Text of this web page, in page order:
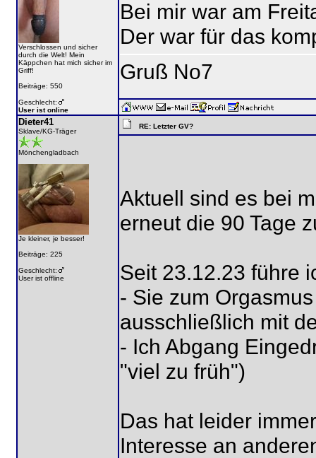
Verschlossen und sicher
durch die Welt! Mein
Käppchen hat mich sicher im
Griff!
Beiträge: 550
Geschlecht:
User ist online
Bei mir war am
Der war für das
Gruß No7
Dieter41
Sklave/KG-Träger
Mönchengladbach
Je kleiner, je besser!
Beiträge: 225
Geschlecht:
User ist offline
RE: Letzter GV?
Aktuell sind es bei
erneut die 90 Tage
Seit 23.12.23 führe
- Sie zum
ausschließlich mit
- Ich Abgang
"viel zu früh")
Das hat leider
Interesse an